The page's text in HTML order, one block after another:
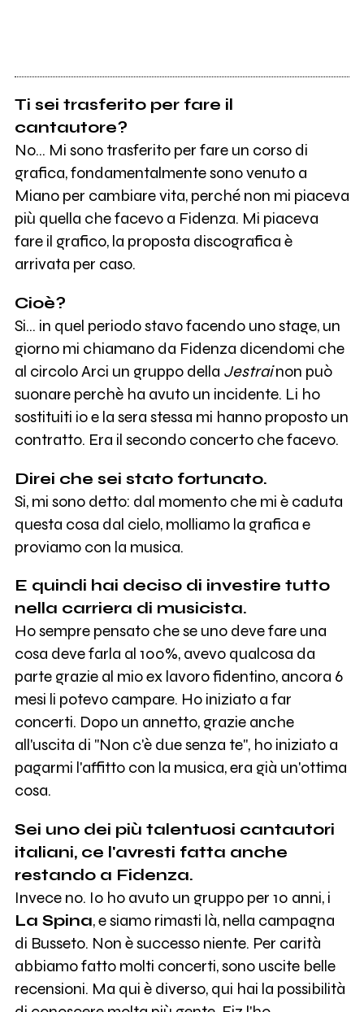
Ti sei trasferito per fare il
cantautore?
No… Mi sono trasferito per fare un corso di
grafica, fondamentalmente sono venuto a
Miano per cambiare vita, perché non mi piaceva
più quella che facevo a Fidenza. Mi piaceva
fare il grafico, la proposta discografica è
arrivata per caso.
Cioè?
Si… in quel periodo stavo facendo uno stage, un
giorno mi chiamano da Fidenza dicendomi che
al circolo Arci un gruppo della Jestrainon può
suonare perchè ha avuto un incidente. Li ho
sostituiti io e la sera stessa mi hanno proposto un
contratto. Era il secondo concerto che facevo.
Direi che sei stato fortunato.
Si, mi sono detto: dal momento che mi è caduta
questa cosa dal cielo, molliamo la grafica e
proviamo con la musica.
E quindi hai deciso di investire tutto
nella carriera di musicista.
Ho sempre pensato che se uno deve fare una
cosa deve farla al 100%, avevo qualcosa da
parte grazie al mio ex lavoro fidentino, ancora 6
mesi li potevo campare. Ho iniziato a far
concerti. Dopo un annetto, grazie anche
all'uscita di "Non c'è due senza te", ho iniziato a
pagarmi l'affitto con la musica, era già un'ottima
cosa.
Sei uno dei più talentuosi cantautori
italiani, ce l'avresti fatta anche
restando a Fidenza.
Invece no. Io ho avuto un gruppo per 10 anni, i
La Spina, e siamo rimasti là, nella campagna
di Busseto. Non è successo niente. Per carità
abbiamo fatto molti concerti, sono uscite belle
recensioni. Ma qui è diverso, qui hai la possibilità